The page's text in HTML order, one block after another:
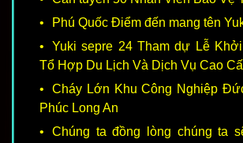
Phú Quốc Điểm đến mang tên
Yuki sepre 24 Tham dự Lễ
Tổ Hợp Du Lịch Và Dịch Vụ Cao
Cháy Lớn Khu Công Nghiệp
Phúc Long An
Chúng ta đồng lòng chúng ta